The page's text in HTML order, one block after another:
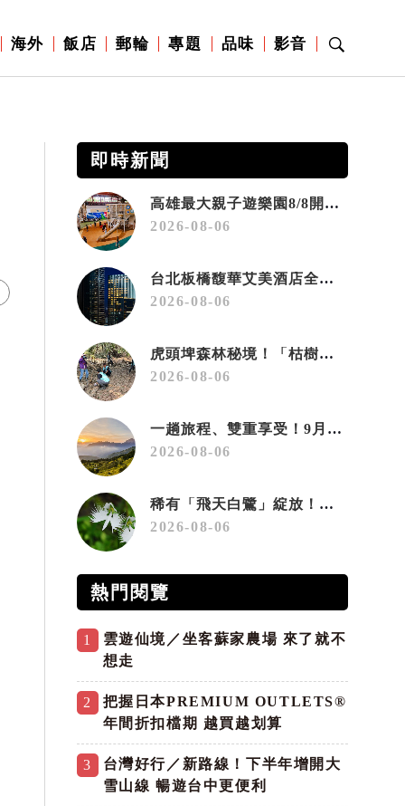
海外 飯店 郵輪 專題 品味 影音
即時新聞
高雄最大親子遊樂園8/8開幕！30項設施免費玩、YOYO家族嗨翻暑假
2026-08-06
台北板橋馥華艾美酒店全新開幕 感官藝術策展打造旅居新風格
2026-08-06
虎頭埤森林秘境！「枯樹籬步道」生態復育有成 走進大自然生命教室
2026-08-06
一趟旅程、雙重享受！9月住宿合歡山 順遊奧萬大10元優惠入園
2026-08-06
稀有「飛天白鷺」綻放！神戶六甲高山植物園「鷺草」珍貴現身
2026-08-06
熱門閱覽
1
雲遊仙境／坐客蘇家農場 來了就不
想走
2
把握日本PREMIUM OUTLETS®
年間折扣檔期 越買越划算
3
台灣好行／新路線！下半年增開大
雪山線 暢遊台中更便利